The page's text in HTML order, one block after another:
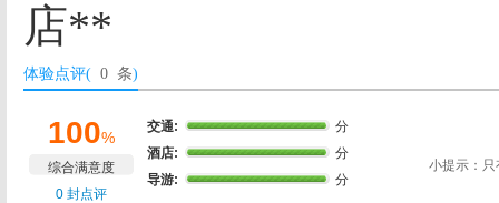
店**
体验点评( 0 条)
100%
综合满意度
0 封点评
交通:
分
酒店:
分
导游:
分
小提示：